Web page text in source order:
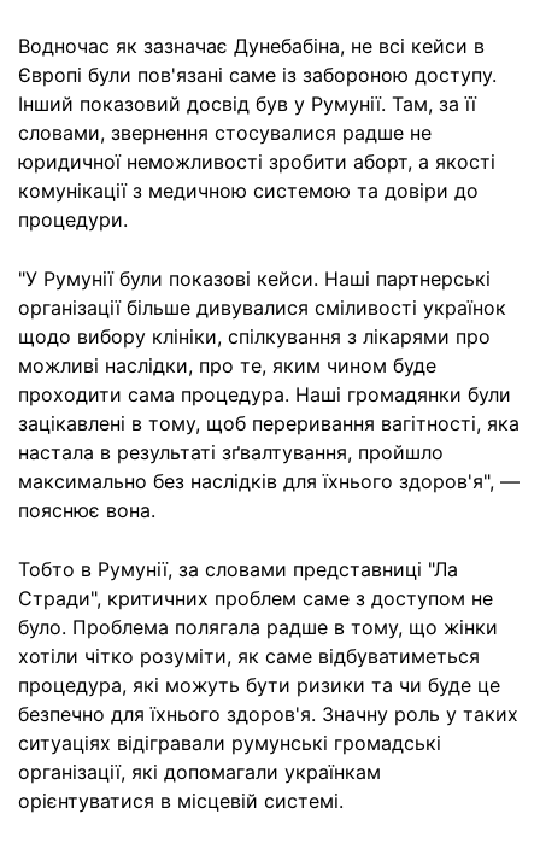
Водночас як зазначає Дунебабіна, не всі кейси в
Європі були пов'язані саме із забороною доступу.
Інший показовий досвід був у Румунії. Там, за її
словами, звернення стосувалися радше не
юридичної неможливості зробити аборт, а якості
комунікації з медичною системою та довіри до
процедури.
"У Румунії були показові кейси. Наші партнерські
організації більше дивувалися сміливості українок
щодо вибору клініки, спілкування з лікарями про
можливі наслідки, про те, яким чином буде
проходити сама процедура. Наші громадянки були
зацікавлені в тому, щоб переривання вагітності, яка
настала в результаті зґвалтування, пройшло
максимально без наслідків для їхнього здоров'я", —
пояснює вона.
Тобто в Румунії, за словами представниці "Ла
Стради", критичних проблем саме з доступом не
було. Проблема полягала радше в тому, що жінки
хотіли чітко розуміти, як саме відбуватиметься
процедура, які можуть бути ризики та чи буде це
безпечно для їхнього здоров'я. Значну роль у таких
ситуаціях відігравали румунські громадські
організації, які допомагали українкам
орієнтуватися в місцевій системі.